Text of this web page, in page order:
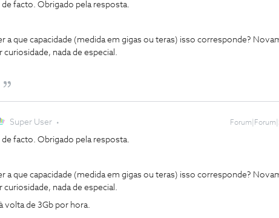
facto. Obrigado pela resposta.
a que capacidade (medida em gigas ou teras) isso corresponde?
nada de especial.
Super User
facto. Obrigado pela resposta.
a que capacidade (medida em gigas ou teras) isso corresponde?
nada de especial.
volta de 3Gb por hora.